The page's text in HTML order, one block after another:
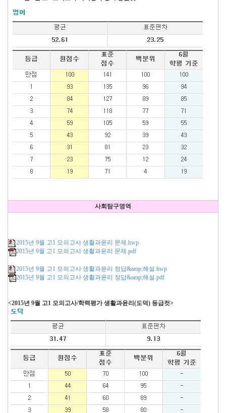
사회탐구영역
2015년 9월 고1 모의고사 생활과윤리 문제.hwp
2015년 9월 고1 모의고사 생활과윤리 문제.pdf
2015년 9월 고1 모의고사 생활과윤리 정답&amp;해설.hwp
2015년 9월 고1 모의고사 생활과윤리 정답&amp;해설.pdf
<2015년 9월 고1 모의고사/학력평가 생활과윤리(도덕) 등급컷>